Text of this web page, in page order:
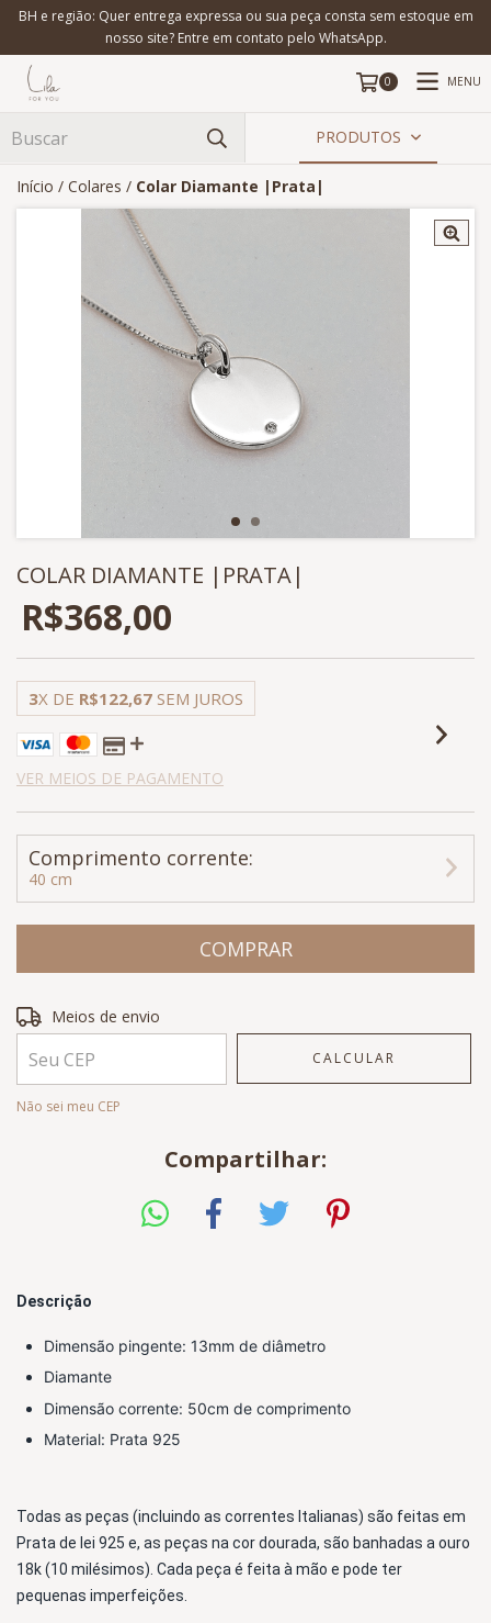
BH e região: Quer entrega expressa ou sua peça consta sem estoque em
nosso site? Entre em contato pelo WhatsApp.
0 MENU
PRODUTOS
Início / Colares / Colar Diamante |Prata|
COLAR DIAMANTE |PRATA|
R$368,00
3X DE R$122,67 SEM JUROS
VER MEIOS DE PAGAMENTO
Comprimento corrente:
40 cm
Entregas para o CEP:
Meios de envio
CALCULAR
Não sei meu CEP
Compartilhar:
Descrição
Dimensão pingente: 13mm de diâmetro
Diamante
Dimensão corrente: 50cm de comprimento
Material: Prata 925
Todas as peças (incluindo as correntes Italianas) são feitas em
Prata de lei 925 e, as peças na cor dourada, são banhadas a ouro
18k (10 milésimos) . Cada peça é feita à mão e pode ter
pequenas imperfeições.